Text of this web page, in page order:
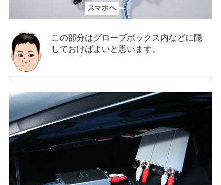
この部分はグローブボックス内などに隠
しておけばよいと思います。